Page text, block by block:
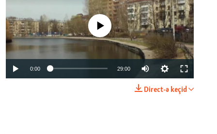
No media source currently available
0:00 29:00
Direct-ə keçid